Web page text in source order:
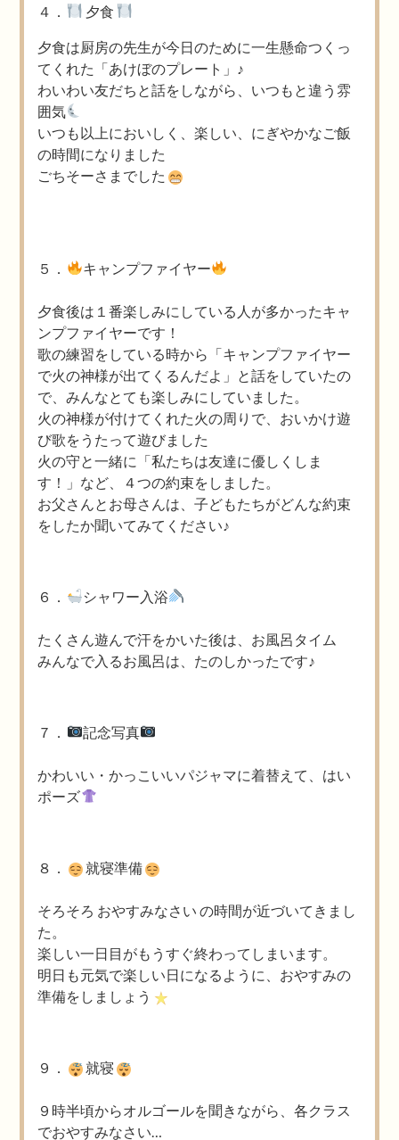
４． 夕食
夕食は厨房の先生が今日のために一生懸命つくっ
てくれた「あけぼのプレート」♪
わいわい友だちと話をしながら、いつもと違う雰
囲気
いつも以上においしく、楽しい、にぎやかなご飯
の時間になりました
ごちそーさまでした
５． キャンプファイヤー
夕食後は１番楽しみにしている人が多かったキャ
ンプファイヤーです！
歌の練習をしている時から「キャンプファイヤー
で火の神様が出てくるんだよ」と話をしていたの
で、みんなとても楽しみにしていました。
火の神様が付けてくれた火の周りで、おいかけ遊
び歌をうたって遊びました
火の守と一緒に「私たちは友達に優しくしま
す！」など、４つの約束をしました。
お父さんとお母さんは、子どもたちがどんな約束
をしたか聞いてみてください♪
６． シャワー入浴
たくさん遊んで汗をかいた後は、お風呂タイム
みんなで入るお風呂は、たのしかったです♪
７． 記念写真
かわいい・かっこいいパジャマに着替えて、はい
ポーズ
８． 就寝準備
そろそろ おやすみなさい の時間が近づいてきまし
た。
楽しい一日目がもうすぐ終わってしまいます。
明日も元気で楽しい日になるように、おやすみの
準備をしましょう
９． 就寝
９時半頃からオルゴールを聞きながら、各クラス
でおやすみなさい…